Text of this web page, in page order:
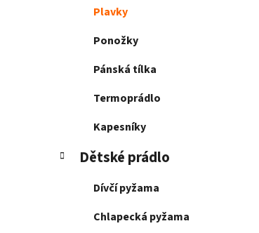
Plavky
Ponožky
Pánská tílka
Termoprádlo
Kapesníky
Dětské prádlo
Dívčí pyžama
Chlapecká pyžama